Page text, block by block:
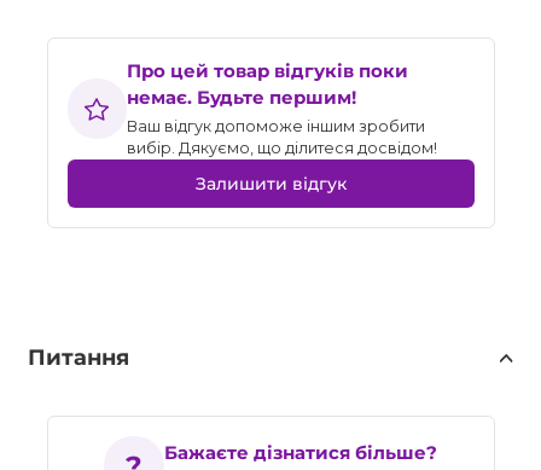
Про цей товар відгуків поки
немає. Будьте першим!
Ваш відгук допоможе іншим зробити
вибір. Дякуємо, що ділитеся досвідом!
Залишити відгук
Питання
Бажаєте дізнатися більше?